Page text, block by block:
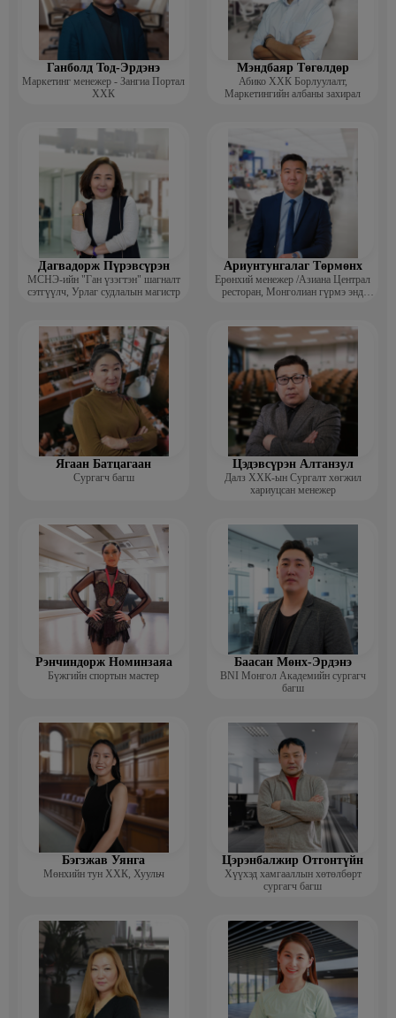
Ганболд Тод-Эрдэнэ
Маркетинг менежер - Зангиа Портал
ХХК
Мэндбаяр Төгөлдөр
Абико ХХК Борлуулалт,
Маркетингийн албаны захирал
Дагвадорж Пүрэвсүрэн
МСНЭ-ийн "Ган үзэгтэн" шагналт
сэтгүүлч, Урлаг судлалын магистр
Ариунтунгалаг Төрмөнх
Ерөнхий менежер /Азиана Централ
ресторан, Монголиан гүрмэ энд
Ягаан Батцагаан
Сургагч багш
Цэдэвсүрэн Алтанзул
Далз ХХК-ын Сургалт хөгжил
хариуцсан менежер
Рэнчиндорж Номинзаяа
Бүжгийн спортын мастер
Баасан Мөнх-Эрдэнэ
BNI Монгол Академийн сургагч
багш
Бэгзжав Уянга
Мөнхийн тун ХХК, Хуульч
Цэрэнбалжир Отгонтүйн
Хүүхэд хамгааллын хөтөлбөрт
сургагч багш